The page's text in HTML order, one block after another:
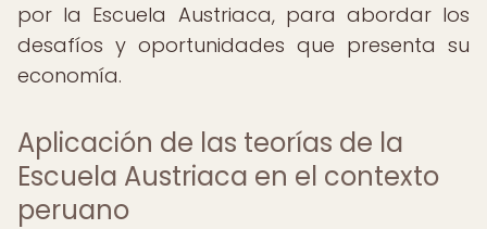
por la Escuela Austriaca, para abordar los
desafíos y oportunidades que presenta su
economía.
Aplicación de las teorías de la
Escuela Austriaca en el contexto
peruano